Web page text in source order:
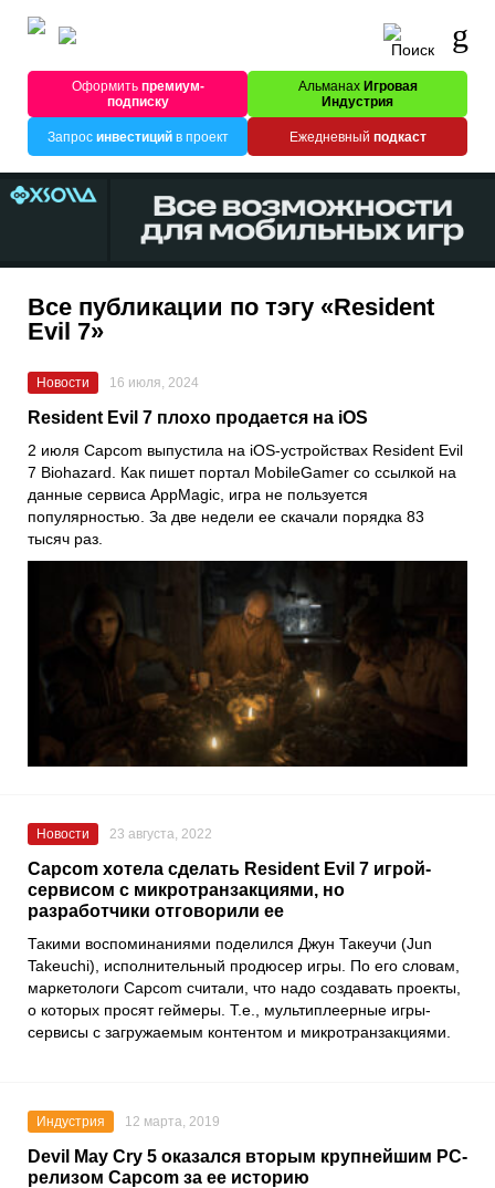
Оформитьпремиум-
подписку
Альманах Игровая
Индустрия
Запрос инвестицийв проект Ежедневный подкаст
Все публикации по тэгу «Resident
Evil 7»
Новости 16 июля, 2024
Resident Evil 7 плохо продается на iOS
2 июля Capcom выпустила на iOS-устройствах Resident Evil
7 Biohazard. Как пишет портал MobileGamer со ссылкой на
данные сервиса AppMagic, игра не пользуется
популярностью. За две недели ее скачали порядка 83
тысяч раз.
Новости 23 августа, 2022
Capcom хотела сделать Resident Evil 7 игрой-
сервисом с микротранзакциями, но
разработчики отговорили ее
Такими воспоминаниями поделился Джун Такеучи (Jun
Takeuchi), исполнительный продюсер игры. По его словам,
маркетологи Capcom считали, что надо создавать проекты,
о которых просят геймеры. Т.е., мультиплеерные игры-
сервисы с загружаемым контентом и микротранзакциями.
Индустрия 12 марта, 2019
Devil May Cry 5 оказался вторым крупнейшим PC-
релизом Capcom за ее историю